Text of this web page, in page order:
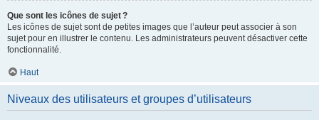
Que sont les icônes de sujet ?
Les icônes de sujet sont de petites images que l’auteur peut associer à son
sujet pour en illustrer le contenu. Les administrateurs peuvent désactiver cette
fonctionnalité.
Haut
Niveaux des utilisateurs et groupes d’utilisateurs